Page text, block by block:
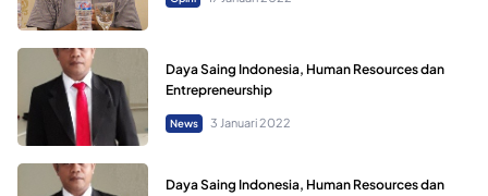
Daya Saing Indonesia, Human Resources dan
Entrepreneurship
News 3 Januari 2022
Daya Saing Indonesia, Human Resources dan